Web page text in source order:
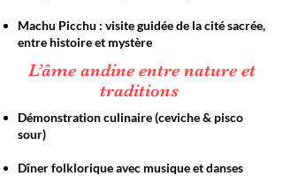
Machu Picchu : visite guidée de la cité sacrée,
entre histoire et mystère
L’âme andine entre nature et
traditions
Démonstration culinaire (ceviche & pisco
sour)
Dîner folklorique avec musique et danses